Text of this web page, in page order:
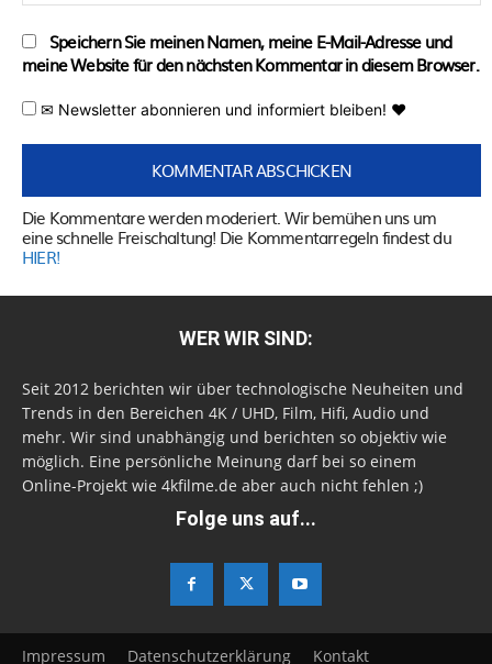
Speichern Sie meinen Namen, meine E-Mail-Adresse und
meine Website für den nächsten Kommentar in diesem Browser.
✉ Newsletter abonnieren und informiert bleiben! ♥
Die Kommentare werden moderiert. Wir bemühen uns um
eine schnelle Freischaltung! Die Kommentarregeln findest du
HIER!
WER WIR SIND:
Seit 2012 berichten wir über technologische Neuheiten und
Trends in den Bereichen 4K / UHD, Film, Hifi, Audio und
mehr. Wir sind unabhängig und berichten so objektiv wie
möglich. Eine persönliche Meinung darf bei so einem
Online-Projekt wie 4kfilme.de aber auch nicht fehlen ;)
Folge uns auf...
Impressum Datenschutzerklärung Kontakt